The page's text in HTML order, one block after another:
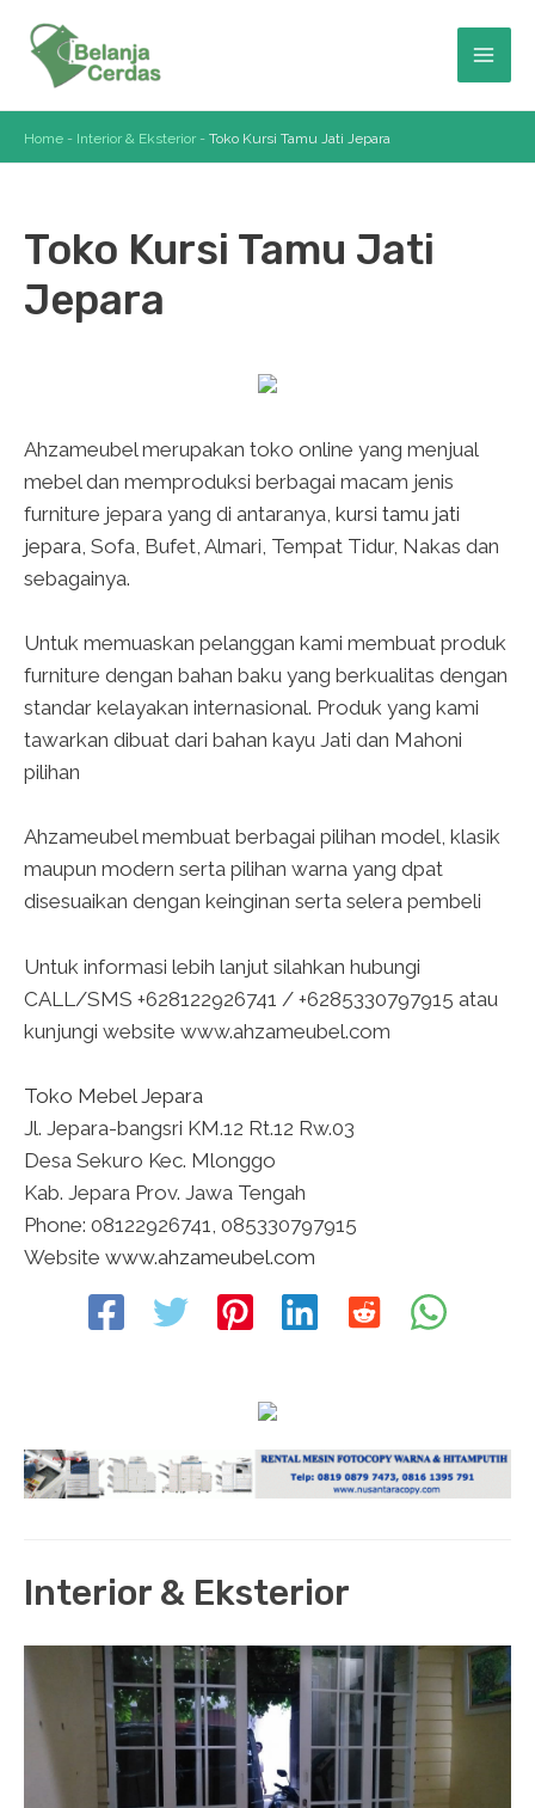
content
Home - Interior & Eksterior - Toko Kursi Tamu Jati Jepara
Toko Kursi Tamu Jati
Jepara
Ahzameubel merupakan toko online yang menjual
mebel dan memproduksi berbagai macam jenis
furniture jepara yang di antaranya, kursi tamu jati
jepara, Sofa, Bufet, Almari, Tempat Tidur, Nakas dan
sebagainya.
Untuk memuaskan pelanggan kami membuat produk
furniture dengan bahan baku yang berkualitas dengan
standar kelayakan internasional. Produk yang kami
tawarkan dibuat dari bahan kayu Jati dan Mahoni
pilihan
Ahzameubel membuat berbagai pilihan model, klasik
maupun modern serta pilihan warna yang dpat
disesuaikan dengan keinginan serta selera pembeli
Untuk informasi lebih lanjut silahkan hubungi
CALL/SMS +628122926741 / +6285330797915 atau
kunjungi website www.ahzameubel.com
Toko Mebel Jepara
Jl. Jepara-bangsri KM.12 Rt.12 Rw.03
Desa Sekuro Kec. Mlonggo
Kab. Jepara Prov. Jawa Tengah
Phone: 08122926741, 085330797915
Website www.ahzameubel.com
Interior & Eksterior